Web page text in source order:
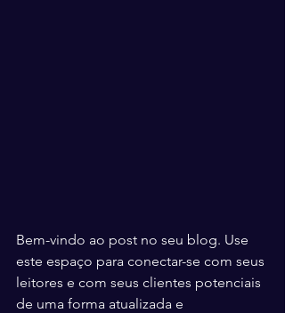
Bem-vindo ao post no seu blog. Use
este espaço para conectar-se com seus
leitores e com seus clientes potenciais
de uma forma atualizada e